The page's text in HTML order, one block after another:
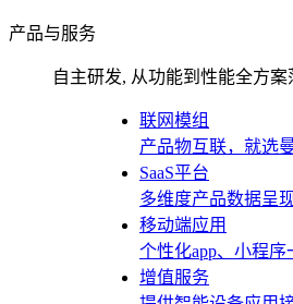
产品与服务
自主研发, 从功能到性能全方案
联网模组
产品物互联，就选
SaaS平台
多维度产品数据呈
移动端应用
个性化app、小程序
增值服务